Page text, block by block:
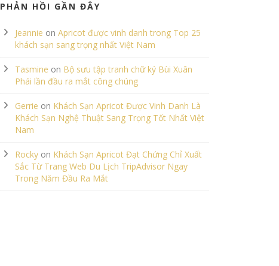
PHẢN HỒI GẦN ĐÂY
Jeannie on Apricot được vinh danh trong Top 25
khách sạn sang trọng nhất Việt Nam
Tasmine on Bộ sưu tập tranh chữ ký Bùi Xuân
Phái lần đầu ra mắt công chúng
Gerrie on Khách Sạn Apricot Được Vinh Danh Là
Khách Sạn Nghệ Thuật Sang Trọng Tốt Nhất Việt
Nam
Rockyon Khách Sạn Apricot Đạt Chứng Chỉ Xuất
Sắc Từ Trang Web Du Lịch TripAdvisor Ngay
Trong Năm Đầu Ra Mắt